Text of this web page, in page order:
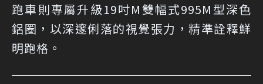
跑車則專屬升級19吋M雙幅式995M型深色
鋁圈，以深邃俐落的視覺張力，精準詮釋鮮
明跑格。